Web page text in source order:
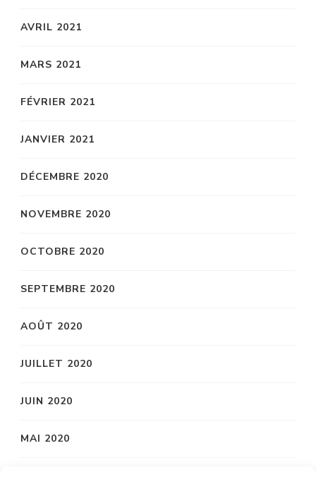
AVRIL 2021
MARS 2021
FÉVRIER 2021
JANVIER 2021
DÉCEMBRE 2020
NOVEMBRE 2020
OCTOBRE 2020
SEPTEMBRE 2020
AOÛT 2020
JUILLET 2020
JUIN 2020
MAI 2020